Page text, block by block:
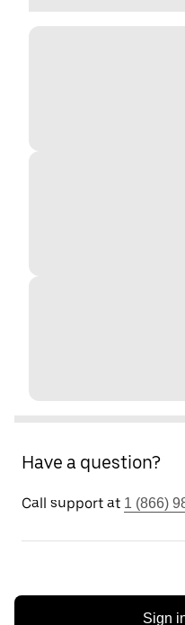
Have a question?
Call support at 1 (866)
Sign